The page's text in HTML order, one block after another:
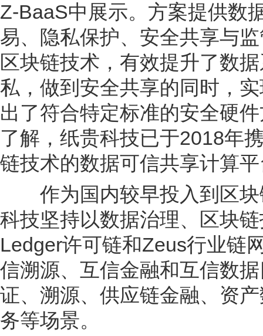
Z-BaaS中展示。方案提供数
易、隐私保护、安全共享与
区块链技术，有效提升了数
私，做到安全共享的同时，
出了符合特定标准的安全硬
了解，纸贵科技已于2018年
链技术的数据可信共享计算
作为国内较早投入到区块
科技坚持以数据治理、区块
Ledger许可链和Zeus行业链
信溯源、互信金融和互信数
证、溯源、供应链金融、资
务等场景。